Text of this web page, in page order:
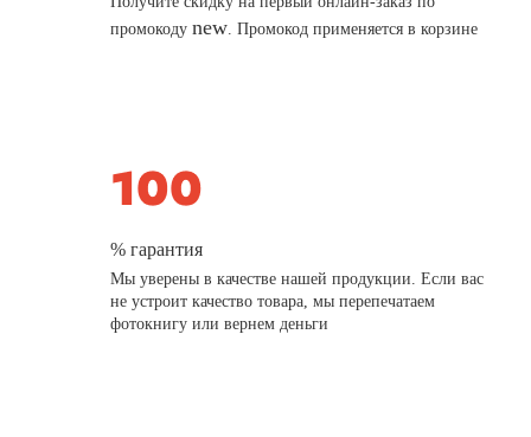
промокодуnew. Промокод применяется в корзине
% гарантия
Мы уверены в качестве нашей продукции. Если вас
не устроит качество товара, мы перепечатаем
фотокнигу или вернем деньги